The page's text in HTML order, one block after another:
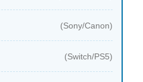
(Sony/Canon)
(Switch/PS5)